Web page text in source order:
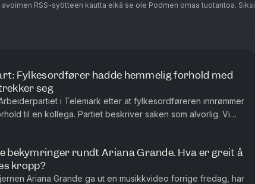
RSS-syötteen kautta eikä se ole Podmen omaa tuotantoa. Siksi
Fylkesordfører hadde hemmelig forhold med
seg
i Telemark etter at fylkesordføreren innrømmer
til en kollega. Partiet beskriver saken som alvorlig. Vi
nyhetene for deg, i dag også om a...
bekymringer rundt Ariana Grande. Hva er greit å
kropp?
Ariana Grande ga ut en musikkvideo forrige fredag, har